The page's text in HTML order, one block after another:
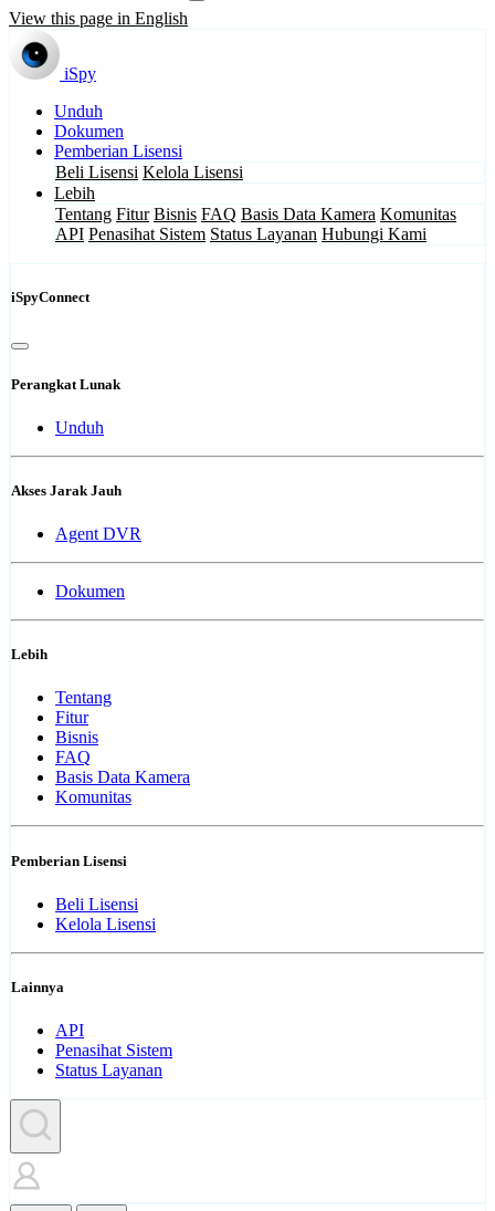
View this page in English
iSpy
Unduh
Dokumen
Pemberian Lisensi
Beli Lisensi Kelola Lisensi
Lebih
Tentang Fitur Bisnis FAQ Basis Data Kamera Komunitas
API Penasihat Sistem Status Layanan Hubungi Kami
iSpyConnect
Perangkat Lunak
Unduh
Akses Jarak Jauh
Agent DVR
Dokumen
Lebih
Tentang
Fitur
Bisnis
FAQ
Basis Data Kamera
Komunitas
Pemberian Lisensi
Beli Lisensi
Kelola Lisensi
Lainnya
API
Penasihat Sistem
Status Layanan